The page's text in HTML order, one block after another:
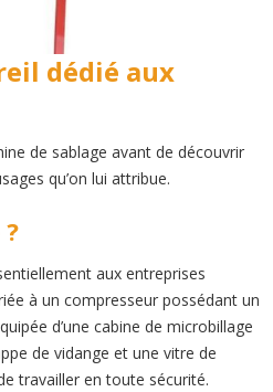
dédié aux
de sablage avant de découvrir
qu’on lui attribue.
aux entreprises
à un compresseur possédant un
d’une cabine de microbillage
de vidange et une vitre de
travailler en toute sécurité.